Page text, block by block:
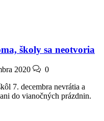
školy sa neotvoria
2020
0
7. decembra nevrátia a
do vianočných prázdnin.